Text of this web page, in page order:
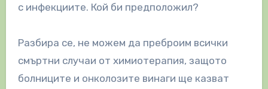
с инфекциите. Кой би предположил?
Разбира се, не можем да преброим всички
смъртни случаи от химиотерапия, защото
болниците и онколозите винаги ще казват